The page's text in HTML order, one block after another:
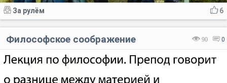
6
За рулём
90 0
Философское соображение